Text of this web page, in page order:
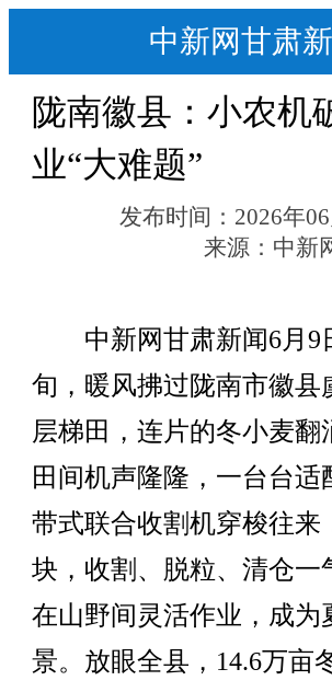
中新网甘肃
陇南徽县：小农机
业“大难题”
发布时间： 2026年
来源： 中新
中新网甘肃新闻6月9
旬，暖风拂过陇南市徽县
层梯田，连片的冬小麦
田间机声隆隆，一台台
带式联合收割机穿梭往来
块，收割、脱粒、清仓一
在山野间灵活作业，成为
景。放眼全县，14.6万亩